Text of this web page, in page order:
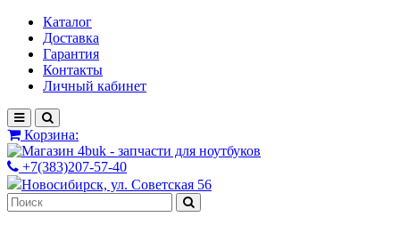
Каталог
Доставка
Гарантия
Контакты
Личный кабинет
Корзина:
+7(383)207-57-40
Новосибирск, ул. Советская 56